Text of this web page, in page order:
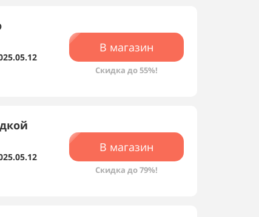
В магазин
Скидка до 55%!
В магазин
Скидка до 79%!